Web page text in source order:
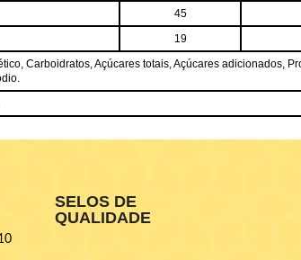
45
19
Carboidratos, Açúcares totais, Açúcares adicionados,
SELOS DE
QUALIDADE